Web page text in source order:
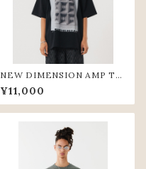
NEW DIMENSION AMP TE
E (BLK)
¥11,000